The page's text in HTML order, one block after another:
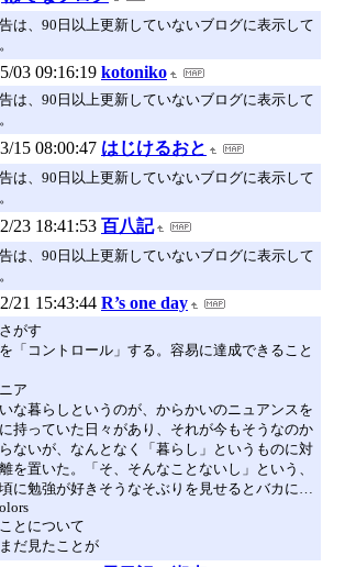
は、90日以上更新していないブログに表示して
03 09:16:19 kotoniko
は、90日以上更新していないブログに表示して
15 08:00:47 はじけるおと
は、90日以上更新していないブログに表示して
23 18:41:53 百八記
は、90日以上更新していないブログに表示して
21 15:43:44 R’s one day
がす
「コントロール」する。容易に達成できること
ア
な暮らしというのが、からかいのニュアンスを
持っていた日々があり、それが今もそうなのか
ないが、なんとなく「暮らし」というものに対
を置いた。「そ、そんなことないし」という、
に勉強が好きそうなそぶりを見せるとバカに…
とについて
だ見たことが